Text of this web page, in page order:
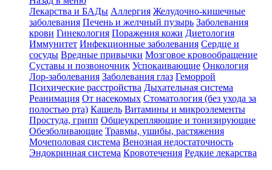
Лекарства и БАДы Аллергия Желудочно-кишечные
заболевания Печень и желчный пузырь Заболевания
крови Гинекология Поражения кожи Диетология
Иммунитет Инфекционные заболевания Сердце и
сосуды Вредные привычки Мозговое кровообращение
Суставы и позвоночник Успокаивающие Онкология
Лор-заболевания Заболевания глаз Геморрой
Психические расстройства Дыхательная система
Реанимация От насекомых Стоматология (без ухода за
полостью рта) Кашель Витамины и микроэлементы
Простуда, грипп Общеукрепляющие и тонизирующие
Обезболивающие Травмы, ушибы, растяжения
Мочеполовая система Венозная недостаточность
Эндокринная система Кровотечения Редкие лекарства